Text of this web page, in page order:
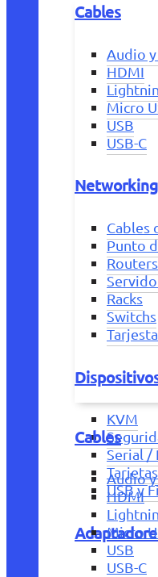
Cables
Audio
HDMI
Micro
USB
USB-C
Networking
Cables
Punto
Routers
Racks
Switchs
KVM
Serial /
USB y
Cables
Audio
HDMI
Micro
USB
USB-C